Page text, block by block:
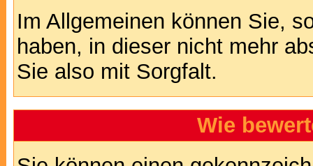
Im Allgemeinen können Sie,
haben, in dieser nicht mehr
Sie also mit Sorgfalt.
Wie